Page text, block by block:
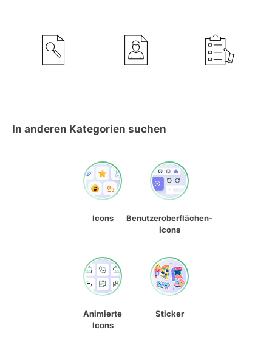
In anderen Kategorien suchen
Icons
Benutzeroberflächen-
Icons
Animierte
Icons
Sticker